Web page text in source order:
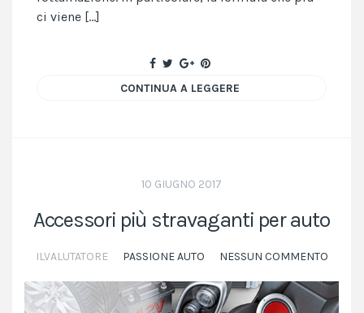
ci viene […]
CONTINUA A LEGGERE
10 GIUGNO 2017
Accessori più stravaganti per auto
ILVALUTATORE PASSIONE AUTO NESSUN COMMENTO